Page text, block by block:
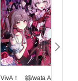
VivA！ 緜/wata Art W